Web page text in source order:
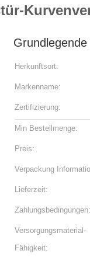
Herkunftsort:
Markenname:
Zertifizierung:
Min Bestellmenge:
Preis:
Verpackung
Lieferzeit:
Zahlungsbedingungen:
Versorgungsmaterial-
Fähigkeit: